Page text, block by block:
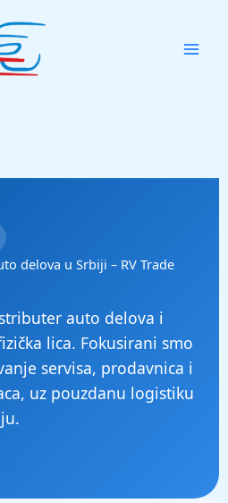
delova u Srbiji – RV Trade
auto delova i
lica. Fokusirani smo
servisa, prodavnica i
uz pouzdanu logistiku